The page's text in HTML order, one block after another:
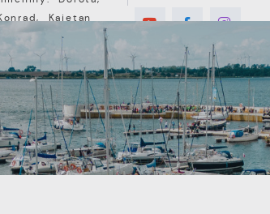
Kajetan
MIESZKANIEC TURYSTYKA
u Abrahama